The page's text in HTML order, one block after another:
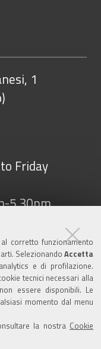
corretto funzionamento
Selezionando Accetta
e di profilazione.
tecnici necessari alla
essere disponibili. Le
momento dal menu
la nostra Cookie
1
Friday
5.30pm